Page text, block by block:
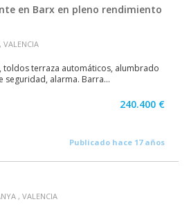
en Barx en pleno rendimiento
VALENCIA
toldos terraza automáticos, alumbrado
seguridad, alarma. Barra...
240.400 €
Publicado hace 17 años
, VALENCIA